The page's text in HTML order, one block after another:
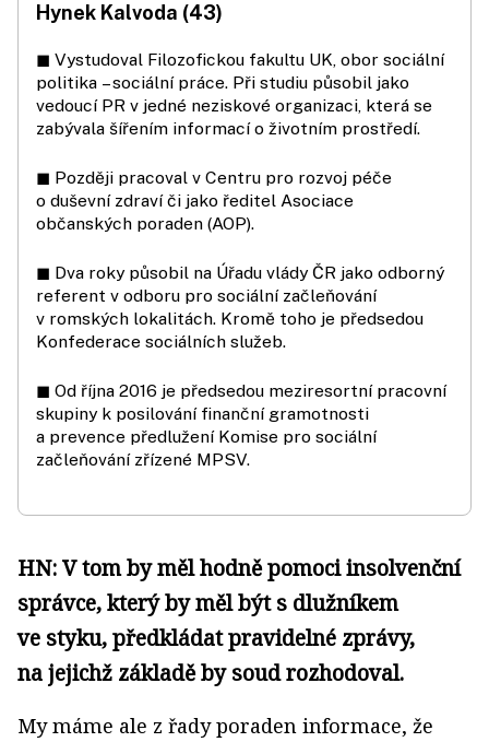
Hynek Kalvoda (43)
◼ Vystudoval Filozofickou fakultu UK, obor sociální
politika – sociální práce. Při studiu působil jako
vedoucí PR v jedné neziskové organizaci, která se
zabývala šířením informací o životním prostředí.
◼ Později pracoval v Centru pro rozvoj péče
o duševní zdraví či jako ředitel Asociace
občanských poraden (AOP).
◼ Dva roky působil na Úřadu vlády ČR jako odborný
referent v odboru pro sociální začleňování
v romských lokalitách. Kromě toho je předsedou
Konfederace sociálních služeb.
◼ Od října 2016 je předsedou meziresortní pracovní
skupiny k posilování finanční gramotnosti
a prevence předlužení Komise pro sociální
začleňování zřízené MPSV.
HN: V tom by měl hodně pomoci insolvenční
správce, který by měl být s dlužníkem
ve styku, předkládat pravidelné zprávy,
na jejichž základě by soud rozhodoval.
My máme ale z řady poraden informace, že